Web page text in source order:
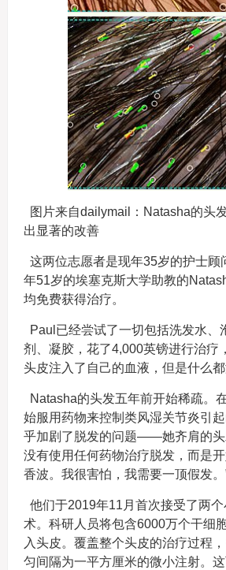
图片来自dailymail：Natasha的头
出显著的改善
这两位志愿者是现年35岁的护士顾
年51岁的埃塞克斯大学助教的
均免费获得治疗。
Paul已经尝试了一切包括洗发水、
剂、凝胶，花了4,000英镑进行治疗
头皮注入了自己的血液，但是什么都
Natasha的头发五年前开始稀疏。
始服用药物来控制类风湿关节炎引
乎加剧了脱发的问题——她齐肩的头
没有使用任何药物治疗脱发，而是
香波。我很害怕，我需要一顶假发。
他们于2019年11月首次接受了两
术。科研人员将包含6000万个干细
入头皮。覆盖整个头皮的治疗过程
匀间隔为一平方厘米的微小注射。